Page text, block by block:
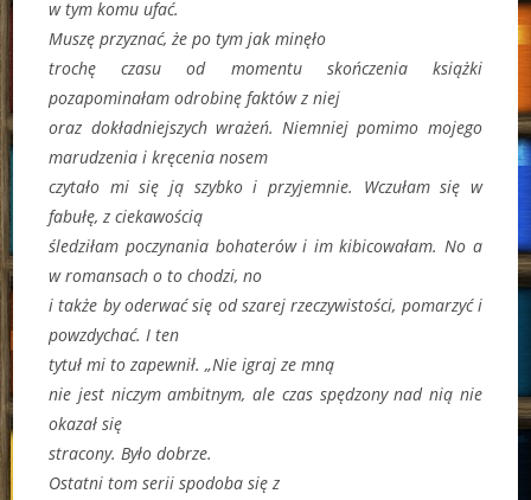
w tym komu ufać.
Muszę przyznać, że po tym jak minęło
trochę czasu od momentu skończenia książki
pozapominałam odrobinę faktów z niej
oraz dokładniejszych wrażeń. Niemniej pomimo mojego
marudzenia i kręcenia nosem
czytało mi się ją szybko i przyjemnie. Wczułam się w
fabułę, z ciekawością
śledziłam poczynania bohaterów i im kibicowałam. No a
w romansach o to chodzi, no
i także by oderwać się od szarej rzeczywistości, pomarzyć i
powzdychać. I ten
tytuł mi to zapewnił. „Nie igraj ze mną
nie jest niczym ambitnym, ale czas spędzony nad nią nie
okazał się
stracony. Było dobrze.
Ostatni tom serii spodoba się z